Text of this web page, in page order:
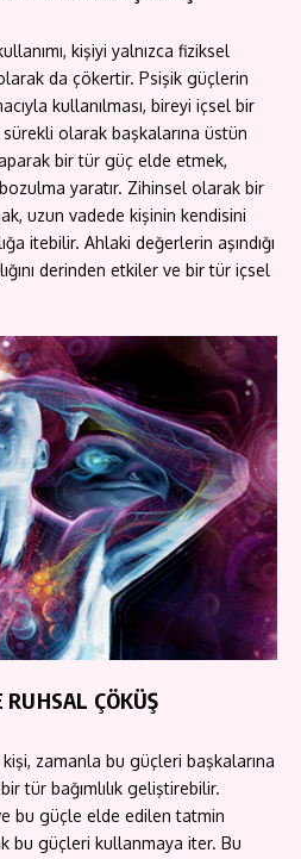
kişiyi yalnızca fiziksel
da çökertir. Psişik güçlerin
kullanılması, bireyi içsel bir
olarak başkalarına üstün
bir tür güç elde etmek,
yaratır. Zihinsel olarak bir
uzun vadede kişinin kendisini
itebilir. Ahlaki değerlerin aşındığı
derinden etkiler ve bir tür içsel
ÇÖKÜŞ
zamanla bu güçleri başkalarına
tür bağımlılık geliştirebilir.
bu güçle elde edilen tatmin
bu güçleri kullanmaya iter. Bu